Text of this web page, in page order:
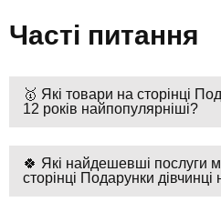
Часті питання
🥇 Які товари на сторінці
12 років найпопулярніші?
🍀 Які найдешевші послуги
сторінці Подарунки дівчинці